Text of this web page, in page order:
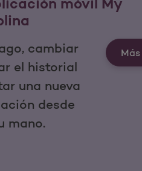
cambiar
el historial
una nueva
desde
mano.